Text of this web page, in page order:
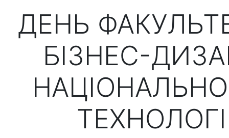
ДЕНЬ
БІЗНЕС-